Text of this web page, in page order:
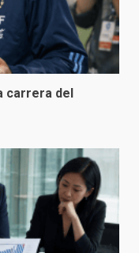
carrera del